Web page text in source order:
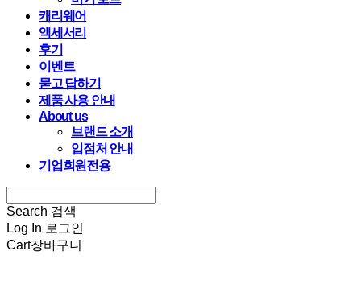
캐리웨어
액세서리
후기
이벤트
묻고 답하기
제품 사용 안내
About us
브랜드 소개
입점처 안내
기업회원전용
Search 검색
Log In 로그인
Cart장바구니